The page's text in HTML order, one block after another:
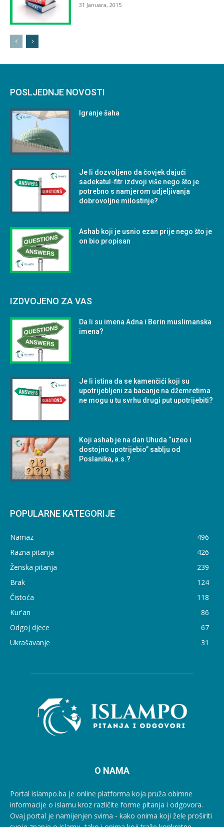
31 Januara, 2015
POSLJEDNJE NOVOSTI
Igranje šaha
Je li dozvoljeno da čovjek dajući
sadekatul-fitr izdvoji više nego što je
potrebno s namjerom udjeljivanja
dobrovoljne milostinje?
Ashab koji je usnio ezan prije nego što je
on bio propisan
IZDVOJENO ZA VAS
Da li su imena Adna i Berin muslimanska
imena?
Je li istina da se kamenčići koji su
upotrijebljeni za bacanje na džemretima
ne mogu u tu svrhu drugi put upotrijebiti?
Koji ashab je na dan Uhuda “uzeo i
dostojno upotrijebio” sablju od
Poslanika, a.s.?
POPULARNE KATEGORIJE
Namaz
496
Razna pitanja
426
Ženska pitanja
239
Brak
124
Čistoća
118
Kur'an
86
Odgoj djece
67
Ukrašavanje
31
O NAMA
Portal islampo.ba je online platforma koja pruža obimne
informacije o islamu kroz različite forme pitanja i odgovora.
Ovaj portal je namijenjen svima - kako onima koji žele proširiti